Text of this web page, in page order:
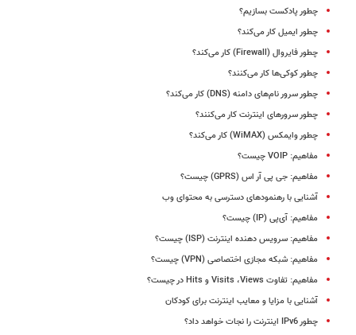
چطور پادکست بسازیم؟
چطور ایمیل کار می‌کند؟
چطور فایروال (Firewall) کار می‌کند؟
چطور کوکی‌ها کار می‌کنند؟
چطور سرور نام‌های دامنه (DNS) کار می‌کند؟
چطور سرورهای اینترنت کار می‌کنند؟
چطور وایمکس (WiMAX) کار می‌کند؟
مفاهیم: VOIP چیست؟
مفاهیم: جی پی آر اس (GPRS) چیست؟
آشنایی با رهنمودهای دسترسی به محتوای وب
مفاهیم: آی‌پی (IP) چیست؟
مفاهیم: سرویس دهنده اینترنت (ISP) چیست؟
مفاهیم: شبکه مجازی اختصاصی (VPN) چیست؟
مفاهیم: تفاوت Visits ،Views و Hits در چیست؟
آشنایی با مزایا و معایب اینترنت برای کودکان
چطور IPv6‌ اینترنت را نجات خواهد داد؟